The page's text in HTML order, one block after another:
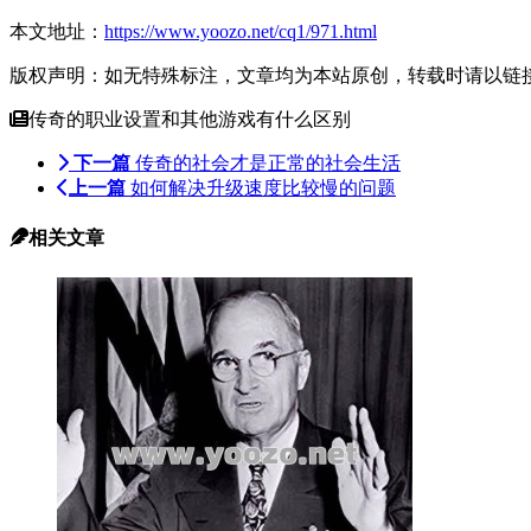
本文地址： https://www.yoozo.net/cq1/971.html
版权声明：如无特殊标注，文章均为本站原创，转载时请以链
传奇的职业设置和其他游戏有什么区别
下一篇 传奇的社会才是正常的社会生活
上一篇 如何解决升级速度比较慢的问题
相关文章